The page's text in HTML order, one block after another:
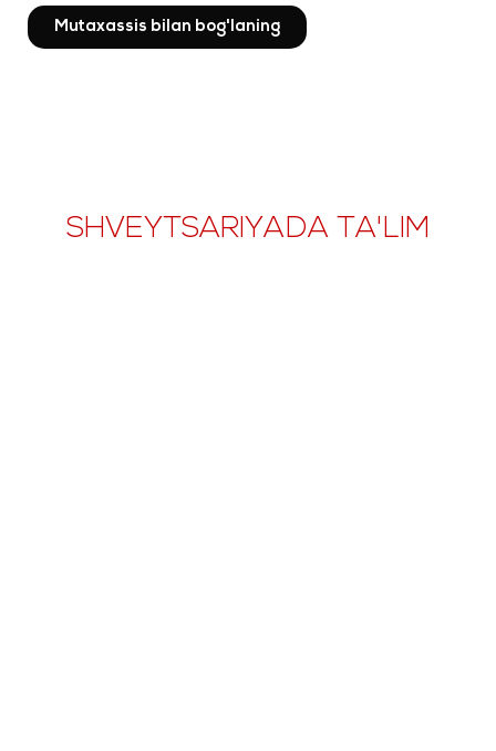
Mutaxassis bilan bog'laning
SHVEYTSARIYADA TA'LIM